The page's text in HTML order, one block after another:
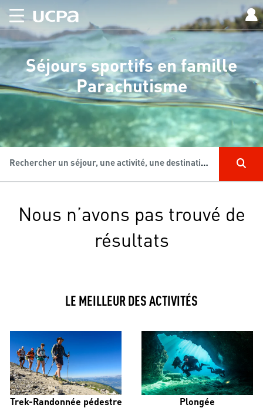
Séjours sportifs en famille
Parachutisme
Rechercher un séjour, une activité, une destination...
Nous n’avons pas trouvé de
résultats
LE MEILLEUR DES ACTIVITÉS
Trek-Randonnée pédestre Plongée